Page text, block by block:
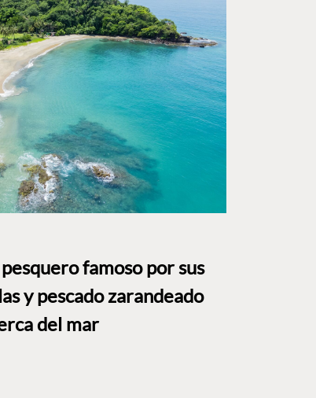
famoso por sus
y pescado zarandeado
del mar